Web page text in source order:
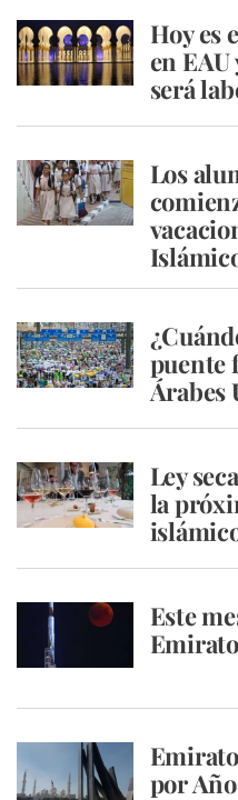
Hoy es
en
será
Los
puente
Árabes
Ley
la
Este
por